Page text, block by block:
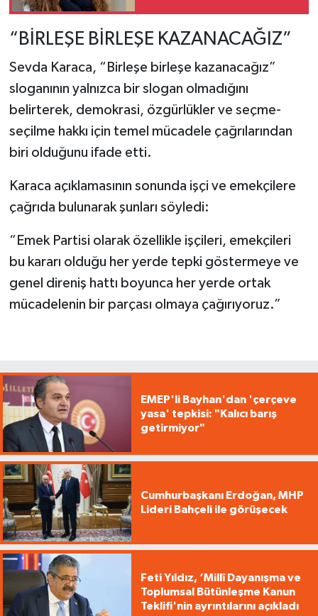
“BİRLEŞE BİRLEŞE KAZANACAĞIZ”
Sevda Karaca, “Birleşe birleşe kazanacağız”
sloganının yalnızca bir slogan olmadığını
belirterek, demokrasi, özgürlükler ve seçme-
seçilme hakkı için temel mücadele çağrılarından
biri olduğunu ifade etti.
Karaca açıklamasının sonunda işçi ve emekçilere
çağrıda bulunarak şunları söyledi:
“Emek Partisi olarak özellikle işçileri, emekçileri
bu kararı olduğu her yerde tepki göstermeye ve
genel direniş hattı boyunca her yerde ortak
mücadelenin bir parçası olmaya çağırıyoruz.”
EMEP'li Bayhan'dan 'çerçeve
yasa' tepkisi: "Kalıcı barış
getirmiyor"
Cumhurbaşkanı Erdoğan, MHP
Lideri Bahçeli ile görüşecek
Feti Yıldız, ‘Millî Dayanışma ve
Toplumsal Bütünleşme Kanun
Teklifi'nin ayrıntılarını açıkladı